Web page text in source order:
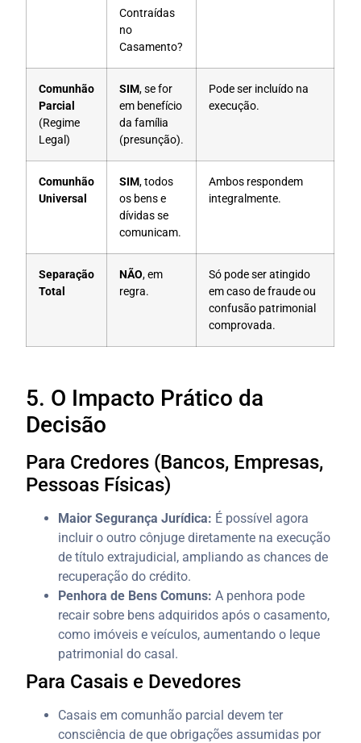
Contraídas
no
Casamento?
Comunhão
Parcial
(Regime
Legal)
SIM, se for
em benefício
da família
(presunção).
Pode ser incluído na
execução.
Comunhão
Universal
SIM, todos
os bens e
dívidas se
comunicam.
Ambos respondem
integralmente.
Separação
Total
NÃO, em
regra.
Só pode ser atingido
em caso de fraude ou
confusão patrimonial
comprovada.
5. O Impacto Prático da
Decisão
Para Credores (Bancos, Empresas,
Pessoas Físicas)
Maior Segurança Jurídica: É possível agora
incluir o outro cônjuge diretamente na execução
de título extrajudicial, ampliando as chances de
recuperação do crédito.
Penhora de Bens Comuns: A penhora pode
recair sobre bens adquiridos após o casamento,
como imóveis e veículos, aumentando o leque
patrimonial do casal.
Para Casais e Devedores
Casais em comunhão parcial devem ter
consciência de que obrigações assumidas por